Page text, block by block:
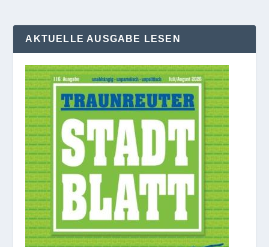
AKTUELLE AUSGABE LESEN